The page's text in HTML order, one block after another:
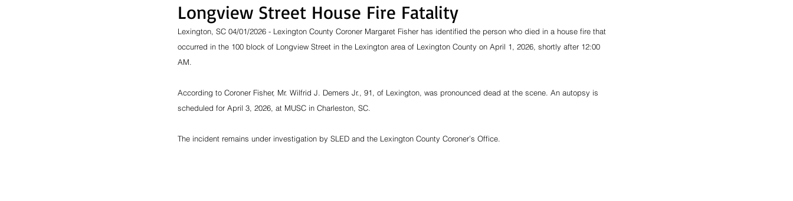
Longview Street House Fire Fatality
Lexington, SC 04/01/2026 - Lexington County Coroner Margaret Fisher has identified the person who died in a house fire that
occurred in the 100 block of Longview Street in the Lexington area of Lexington County on April 1, 2026, shortly after 12:00
AM.
According to Coroner Fisher, Mr. Wilfrid J. Demers Jr., 91, of Lexington, was pronounced dead at the scene. An autopsy is
scheduled for April 3, 2026, at MUSC in Charleston, SC.
The incident remains under investigation by SLED and the Lexington County Coroner’s Office.